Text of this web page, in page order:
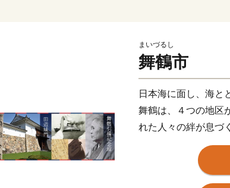
まいづるし
舞鶴市
日本海に面し、海と
舞鶴は、４つの地区
れた人々の絆が息づ
◆海軍ゆかりの東
1901年に海軍舞鶴